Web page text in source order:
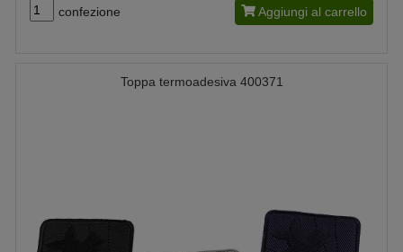
confezione Aggiungi al carrello
Toppa termoadesiva 400371